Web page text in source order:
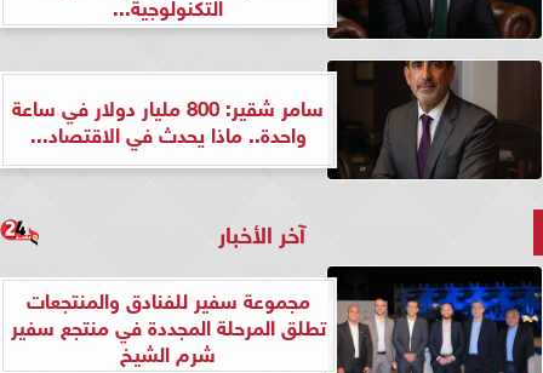
سامر شقير: 800 مليار دولار في ساعة
واحدة.. ماذا يحدث في الاقتصاد...
آخر الأخبار
مجموعة سفير للفنادق والمنتجعات
تطلق المرحلة المجددة في منتجع سفير
شرم الشيخ